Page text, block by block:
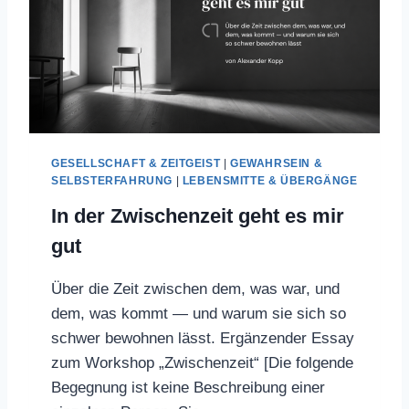
GESELLSCHAFT & ZEITGEIST|GEWAHRSEIN &
SELBSTERFAHRUNG | LEBENSMITTE & ÜBERGÄNGE
In der Zwischenzeit geht es mir
gut
Über die Zeit zwischen dem, was war, und
dem, was kommt — und warum sie sich so
schwer bewohnen lässt. Ergänzender Essay
zum Workshop „Zwischenzeit“ [Die folgende
Begegnung ist keine Beschreibung einer